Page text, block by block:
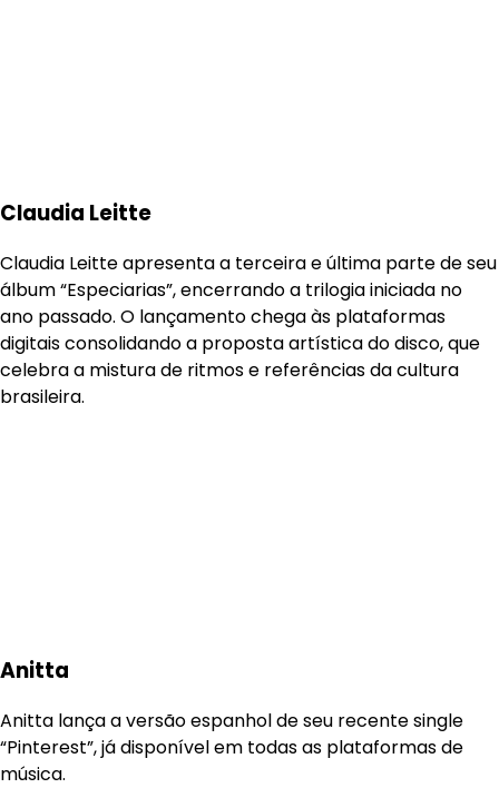
Claudia Leitte
Claudia Leitte apresenta a terceira e última parte de seu
álbum “Especiarias”, encerrando a trilogia iniciada no
ano passado. O lançamento chega às plataformas
digitais consolidando a proposta artística do disco, que
celebra a mistura de ritmos e referências da cultura
brasileira.
Anitta
Anitta lança a versão espanhol de seu recente single
“Pinterest”, já disponível em todas as plataformas de
música.